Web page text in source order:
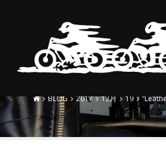
“LEATHER
DAYS”
BLOG 2017 12月 19